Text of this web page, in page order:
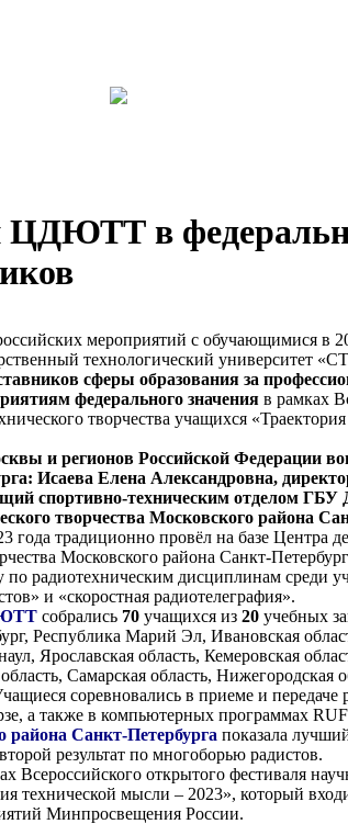
ЦДЮТТ в
мероприятий с обучающимися в
технологический университет
сферы образования за
федерального значения в рамках
творчества учащихся
и регионов Российской Федерации
Исаева Елена Александровна,
спортивно-техническим отделом
творчества Московского района
традиционно провёл на базе Центра
Московского района Санкт-
радиотехническим дисциплинам среди
и «скоростная радиотелеграфия».
собрались 70 учащихся из 20 учебных
Республика Марий Эл, Ивановская
Ярославская область, Кемеровская
Самарская область, Нижегородская
соревновались в приеме и передаче
а также в компьютерных программах
Санкт-Петербурга показала
результат по многоборью радистов.
Всероссийского открытого фестиваля
технической мысли – 2023», который
Минпросвещения России.